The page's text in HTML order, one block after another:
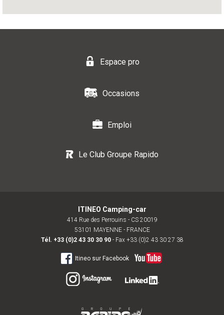
Espace pro
Occasions
Emploi
Le Club Groupe Rapido
ITINEO Camping-car
414 Rue des Perrouins - CS 20019
53101 MAYENNE - FRANCE
Tél. +33 (0)2 43 30 30 90- Fax +33 (0)2 43 30 27 38
Itineo sur Facebook